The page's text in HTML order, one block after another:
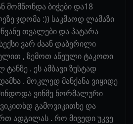
მომწონდა ბიჭები და18
ჯდომა :)) საკმაოდ ლამაზი
თვალები და პატარა
ვარ ძაან დაბერილი
, ზემოთ აწეული ტაკოთი
. ეს ამბავი ზუსტად
. მოკლედ მანქანა ვიყიდე
ვინმე ნორმალური
გამოვიკითხე და
ადგილას . რო მივედი უკვე